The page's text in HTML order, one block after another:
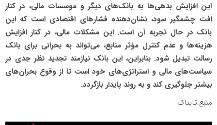
این افزایش بدهی‌ها به بانک‌های دیگر و موسسات مالی، در کنار
افت چشمگیر سود، نشان‌دهنده فشار‌های اقتصادی است که این
بانک در حال تجربه آن است. این مشکلات مالی، در کنار افزایش
هزینه‌ها و عدم کنترل مؤثر منابع، می‌تواند به بحرانی برای بانک
رسالت تبدیل شود. بنابراین، این بانک نیازمند تجدید نظر جدی در
سیاست‌های مالی و استراتژی‌های خود است تا از وقوع بحران‌های
بیشتر جلوگیری کند و به روند پایدار بازگردد.
منبع:تابناک